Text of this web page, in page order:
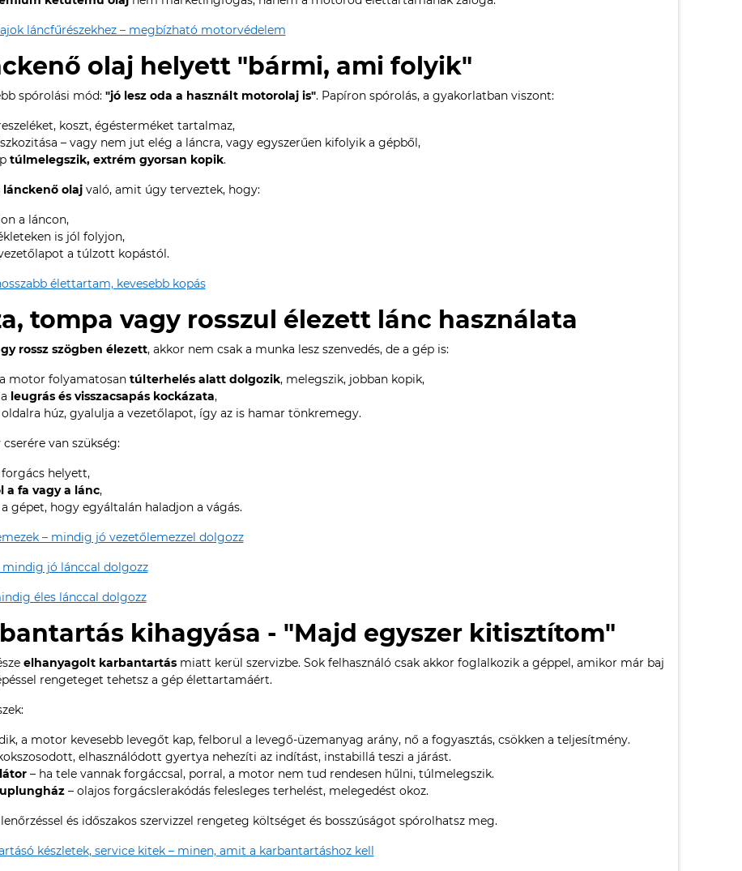
láncfűrészekhez – megbízható motorvédelem
olaj helyett "bármi, ami folyik"
spórolási mód: "jó lesz oda a használt motorolaj is". Papíron spórolás, a gyakorlatban viszont:
koszt, égésterméket tartalmaz,
– vagy nem jut elég a láncra, vagy egyszerűen kifolyik a gépből,
túlmelegszik, extrém gyorsan kopik.
lánckenő olajvaló, amit úgy terveztek, hogy:
a láncon,
is jól folyjon,
a túlzott kopástól.
élettartam, kevesebb kopás
tompa vagy rosszul élezett lánc használata
rossz szögben élezett, akkor nem csak a munka lesz szenvedés, de a gép is:
motor folyamatosan túlterhelés alatt dolgozik, melegszik, jobban kopik,
leugrás és visszacsapás kockázata,
húz, gyalulja a vezetőlapot, így az is hamar tönkremegy.
van szükség:
helyett,
a fa vagy a lánc,
gépet, hogy egyáltalán haladjon a vágás.
– mindig jó vezetőlemezzel dolgozz
mindig jó lánccal dolgozz
éles lánccal dolgozz
kihagyása - "Majd egyszer kitisztítom"
elhanyagolt karbantartásmiatt kerül szervizbe. Sok felhasználó csak akkor foglalkozik a géppel, amikor már baj
rengeteget tehetsz a gép élettartamáért.
a motor kevesebb levegőt kap, felborul a levegő-üzemanyag arány, nő a fogyasztás, csökken a teljesítmény.
elhasználódott gyertya nehezíti az indítást, instabillá teszi a járást.
– ha tele vannak forgáccsal, porral, a motor nem tud rendesen hűlni, túlmelegszik.
– olajos forgácslerakódás felesleges terhelést, melegedést okoz.
és időszakos szervizzel rengeteg költséget és bosszúságot spórolhatsz meg.
készletek, service kitek – minen, amit a karbantartáshoz kell